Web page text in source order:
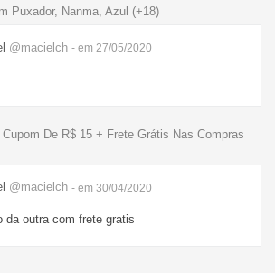
Puxador, Nanma, Azul (+18)
@macielch - em 27/05/2020
De R$ 15 + Frete Grátis Nas Compras
@macielch - em 30/04/2020
da outra com frete gratis